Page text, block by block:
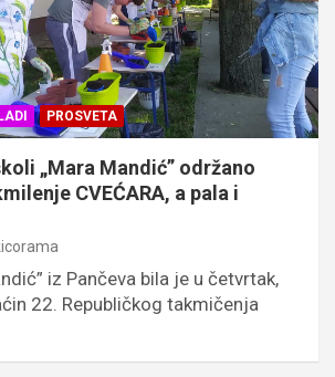
PROSVETA
„Mara Mandić” održano
CVEĆARA, a pala i
iz Pančeva bila je u četvrtak,
22. Republičkog takmičenja